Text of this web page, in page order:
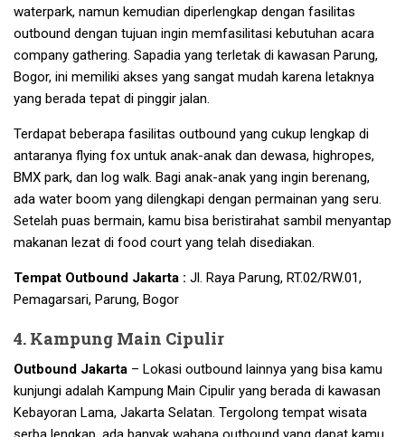
waterpark, namun kemudian diperlengkap dengan fasilitas
outbound dengan tujuan ingin memfasilitasi kebutuhan acara
company gathering. Sapadia yang terletak di kawasan Parung,
Bogor, ini memiliki akses yang sangat mudah karena letaknya
yang berada tepat di pinggir jalan.
Terdapat beberapa fasilitas outbound yang cukup lengkap di
antaranya flying fox untuk anak-anak dan dewasa, highropes,
BMX park, dan log walk. Bagi anak-anak yang ingin berenang,
ada water boom yang dilengkapi dengan permainan yang seru.
Setelah puas bermain, kamu bisa beristirahat sambil menyantap
makanan lezat di food court yang telah disediakan.
Tempat Outbound Jakarta : Jl. Raya Parung, RT.02/RW.01,
Pemagarsari, Parung, Bogor
4. Kampung Main Cipulir
Outbound Jakarta – Lokasi outbound lainnya yang bisa kamu
kunjungi adalah Kampung Main Cipulir yang berada di kawasan
Kebayoran Lama, Jakarta Selatan. Tergolong tempat wisata